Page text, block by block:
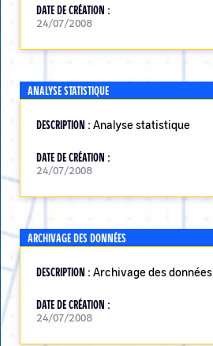
DATE DE CRÉATION :
24/07/2008
ANALYSE STATISTIQUE
DESCRIPTION : Analyse statistique
DATE DE CRÉATION :
24/07/2008
ARCHIVAGE DES DONNÉES
DESCRIPTION : Archivage des données
DATE DE CRÉATION :
24/07/2008